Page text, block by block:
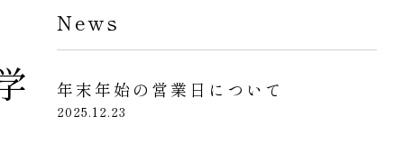
News
年末年始の営業日について
2025.12.23